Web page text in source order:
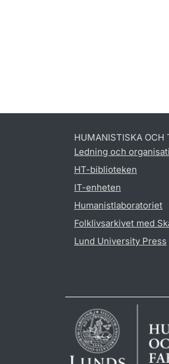
HUMANISTISKA OCH
Ledning och
HT-biblioteken
IT-enheten
Humanistlaboratoriet
Folklivsarkivet med
Lund University Press